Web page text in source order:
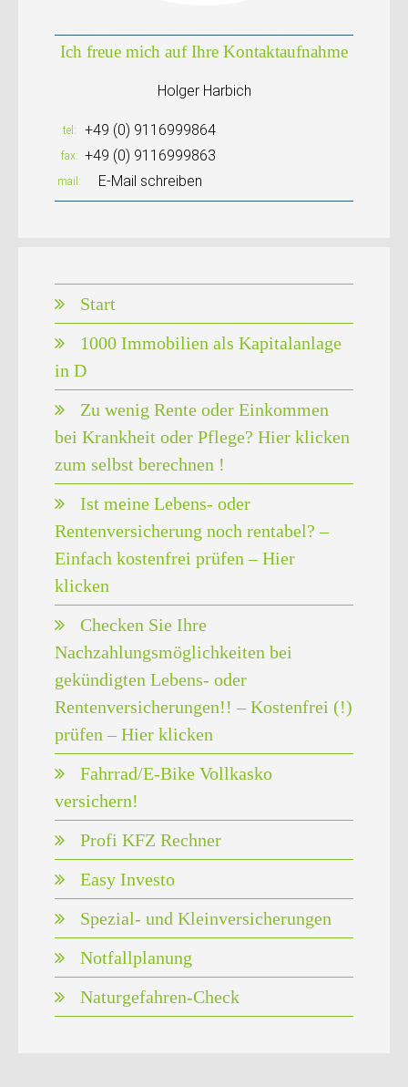
Ich freue mich auf Ihre Kontaktaufnahme
Holger Harbich
tel +49 (0) 9116999864
fax +49 (0) 9116999863
mail E-Mail schreiben
Start
1000 Immobilien als Kapitalanlage
in D
Zu wenig Rente oder Einkommen
bei Krankheit oder Pflege? Hier klicken
zum selbst berechnen !
Ist meine Lebens- oder
Rentenversicherung noch rentabel? –
Einfach kostenfrei prüfen – Hier
klicken
Checken Sie Ihre
Nachzahlungsmöglichkeiten bei
gekündigten Lebens- oder
Rentenversicherungen!! – Kostenfrei (!)
prüfen – Hier klicken
Fahrrad/E-Bike Vollkasko
versichern!
Profi KFZ Rechner
Easy Investo
Spezial- und Kleinversicherungen
Notfallplanung
Naturgefahren-Check